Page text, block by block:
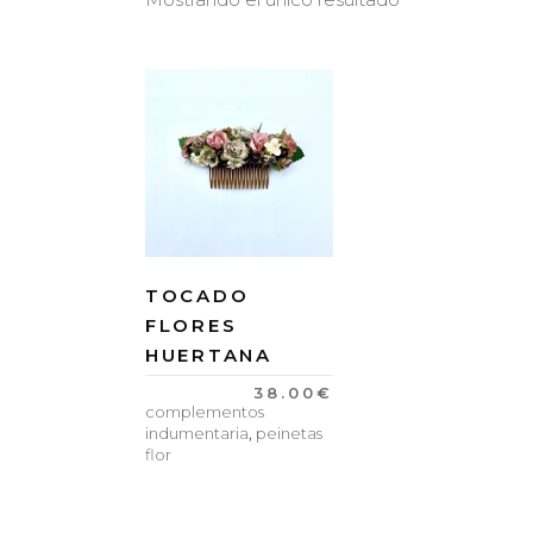
TOCADO
FLORES
HUERTANA
38.00€
complementos
indumentaria, peinetas
flor